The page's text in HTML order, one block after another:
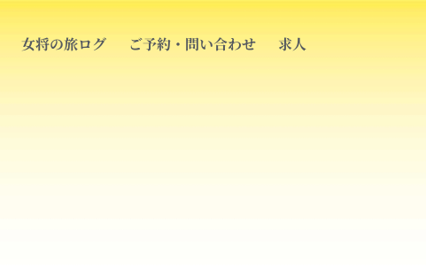
女将の旅ログ ご予約・問い合わせ 求人